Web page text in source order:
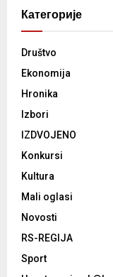
Категорије
Društvo
Ekonomija
Hronika
Izbori
IZDVOJENO
Konkursi
Kultura
Mali oglasi
Novosti
RS-REGIJA
Sport